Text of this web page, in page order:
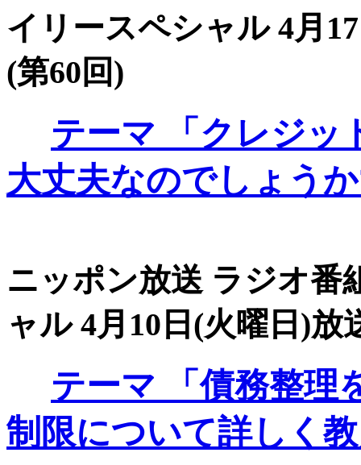
イリースペシャル 4月
(第60回)
テーマ 「クレジッ
大丈夫なのでしょう
ニッポン放送 ラジオ番
ャル 4月10日(火曜日)放
テーマ 「債務整理
制限について詳しく